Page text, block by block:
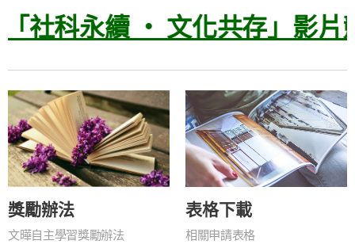
社科永續 ‧ 文化共存」影片
獎勵辦法
文曄自主學習獎勵辦法
表格下載
相關申請表格